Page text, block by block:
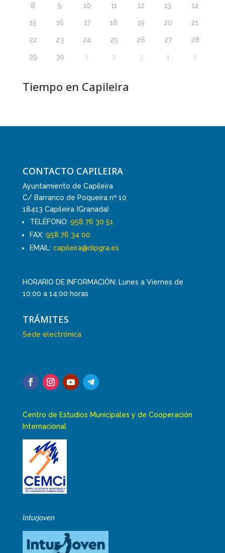
8 9 10 11 12 13 14
15 16 17 18 19 20 21
22 23 24 25 26 27 28
29 30 1 2 3 4 5
Tiempo en Capileira
CONTACTO CAPILEIRA
Ayuntamiento de Capileira
C/ Barranco de Poqueira nº 10
18413 Capileira (Granada)
TELÉFONO: 958 76 30 51
FAX: 958 76 34 00
EMAIL: capileira@dipgra.es
HORARIO DE INFORMACIÓN: Lunes a Viernes de
10:00 a 14:00 horas
TRÁMITES
Sede electrónica
Centro de Estudios Municipales y de Cooperación
Internacional
Inturjoven